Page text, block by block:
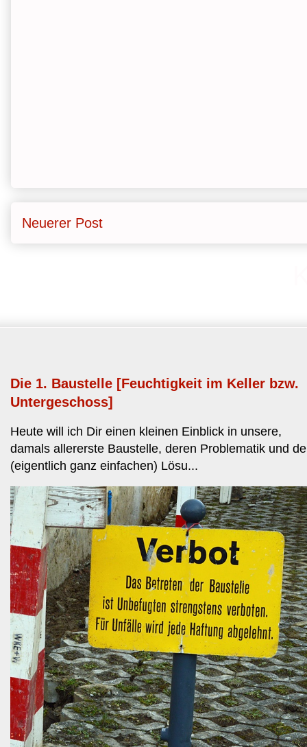
Neuerer Post
Die 1. Baustelle [Feuchtigkeit im Keller bzw.
Untergeschoss]
Heute will ich Dir einen kleinen Einblick in unsere,
damals allererste Baustelle, deren Problematik und
(eigentlich ganz einfachen) Lösu...